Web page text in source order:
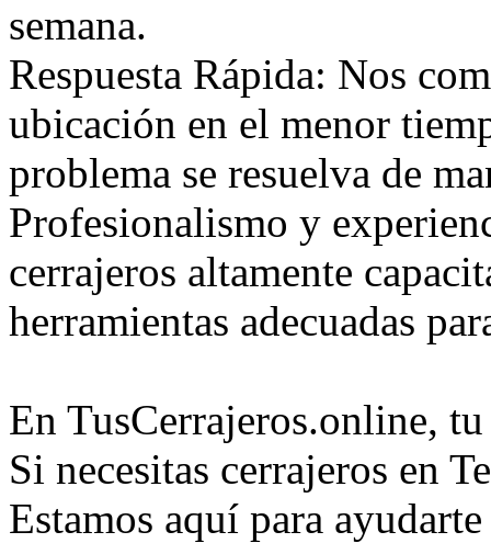
semana.
Respuesta Rápida: Nos
ubicación en el menor
problema se resuelva de
Profesionalismo y
cerrajeros altamente
herramientas adecuadas
En TusCerrajeros.online,
Si necesitas cerrajeros en
Estamos aquí para